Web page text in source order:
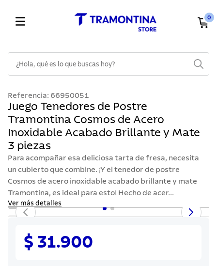
0
Referencia: 66950051
Juego Tenedores de Postre
Tramontina Cosmos de Acero
Inoxidable Acabado Brillante y Mate
3 piezas
Para acompañar esa deliciosa tarta de fresa, necesita
un cubierto que combine. ¡Y el tenedor de postre
Cosmos de acero inoxidable acabado brillante y mate
Tramontina, es ideal para esto! Hecho de acer...
Ver más detalles
$ 31.900
1 .
cuchillos
2.
cubiertos
3.
sarten
4.
lavaplatos
5.
ollas
6.
acero inoxidable
7.
sartenes
juego cuchillos
cuchillo